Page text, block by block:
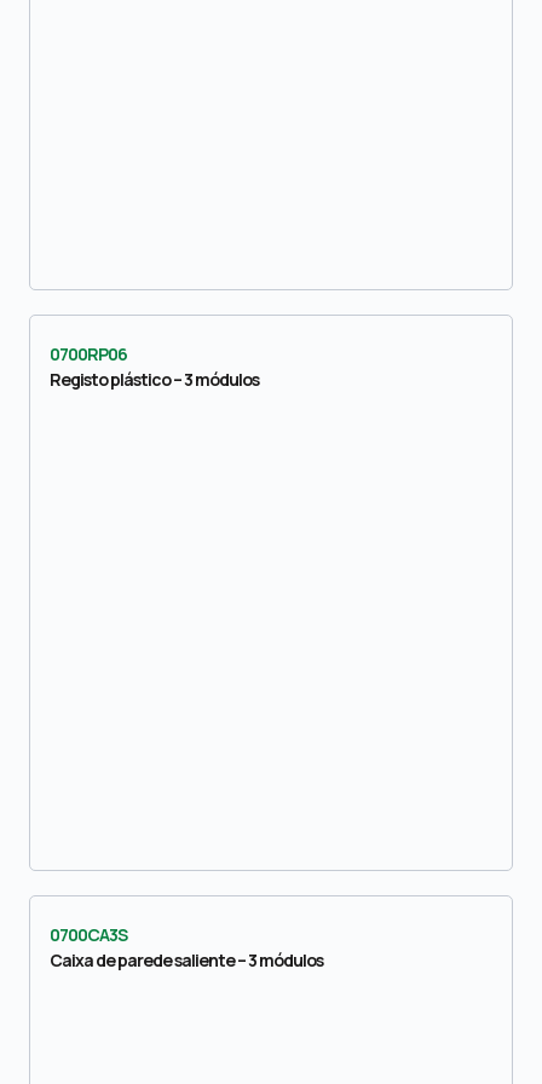
0700RP06
Registo plástico – 3 módulos
0700CA3S
Caixa de parede saliente – 3 módulos